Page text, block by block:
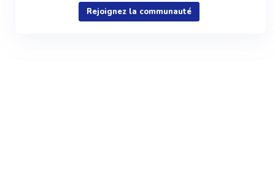
Rejoignez la communauté